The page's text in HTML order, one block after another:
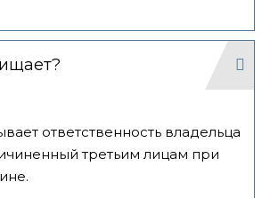
ответственность владельца
третьим лицам при